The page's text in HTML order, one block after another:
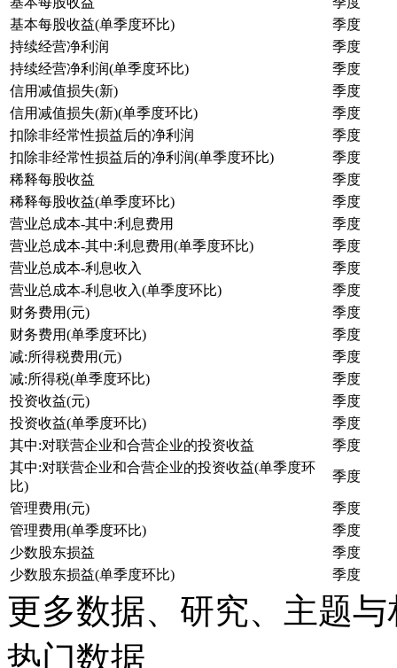
基本每股收益(单季度环比)
季度
持续经营净利润
季度
持续经营净利润(单季度环比)
季度
信用减值损失(新)
季度
信用减值损失(新)(单季度环比)
季度
扣除非经常性损益后的净利润
季度
扣除非经常性损益后的净利润(单季度环比)
季度
稀释每股收益
季度
稀释每股收益(单季度环比)
季度
营业总成本-其中:利息费用
季度
营业总成本-其中:利息费用(单季度环比)
季度
营业总成本-利息收入
季度
营业总成本-利息收入(单季度环比)
季度
财务费用(元)
季度
财务费用(单季度环比)
季度
减:所得税费用(元)
季度
减:所得税(单季度环比)
季度
投资收益(元)
季度
投资收益(单季度环比)
季度
其中:对联营企业和合营企业的投资收益
季度
其中:对联营企业和合营企业的投资收益(单季度环
比)
季度
管理费用(元)
季度
管理费用(单季度环比)
季度
少数股东损益
季度
少数股东损益(单季度环比)
季度
更多数据、研究、主题
热门数据